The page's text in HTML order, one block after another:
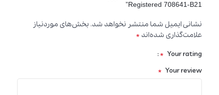
Registered 708641-B21”
نشانی ایمیل شما منتشر نخواهد شد. بخش‌های موردنیاز
علامت‌گذاری شده‌اند *
Your rating
*
Your review
*